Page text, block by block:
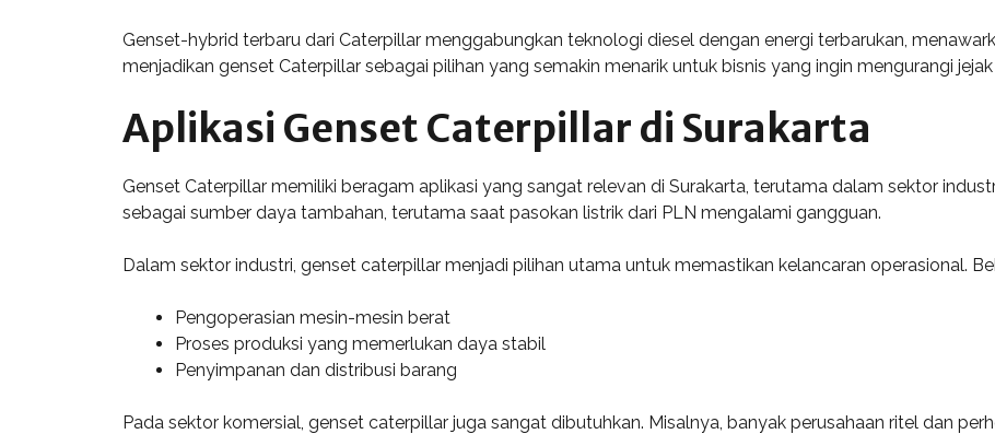
Genset-hybrid terbaru dari Caterpillar menggabungkan teknologi diesel dengan energi terbarukan,
menjadikan genset Caterpillar sebagai pilihan yang semakin menarik untuk bisnis yang ingin mengurangi
Aplikasi Genset Caterpillar di Surakarta
Genset Caterpillar memiliki beragam aplikasi yang sangat relevan di Surakarta, terutama dalam sektor
sebagai sumber daya tambahan, terutama saat pasokan listrik dari PLN mengalami gangguan.
Dalam sektor industri, genset caterpillar menjadi pilihan utama untuk memastikan kelancaran operasional.
Pengoperasian mesin-mesin berat
Proses produksi yang memerlukan daya stabil
Penyimpanan dan distribusi barang
Pada sektor komersial, genset caterpillar juga sangat dibutuhkan. Misalnya, banyak perusahaan ritel dan